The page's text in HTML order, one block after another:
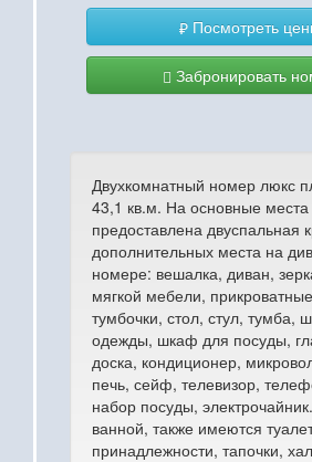
Посмотреть
Забронировать
Двухкомнатный номер люкс
43,1 кв.м. На основные места
предоставлена двуспальная
дополнительных места на
номере: вешалка, диван,
мягкой мебели, прикроватные
тумбочки, стол, стул, тумба,
одежды, шкаф для посуды,
доска, кондиционер,
печь, сейф, телевизор,
набор посуды,
ванной, также имеются
принадлежности, тапочки,